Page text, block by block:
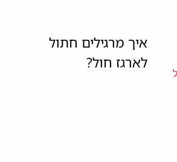
איך מרגילים חתול
לארגז חול?